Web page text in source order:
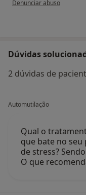
Denunciar abuso
Dúvidas
2 dúvidas de
Automutilação
Qual o
que bate no
de stress?
O que